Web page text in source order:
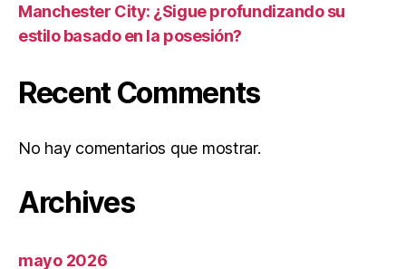
Manchester City: ¿Sigue profundizando su
estilo basado en la posesión?
Recent Comments
No hay comentarios que mostrar.
Archives
mayo 2026